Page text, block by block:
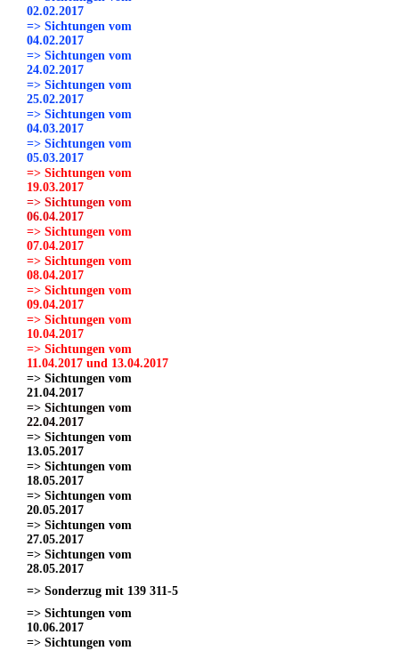
02.02.2017
=> Sichtungen vom
04.02.2017
=> Sichtungen vom
24.02.2017
=> Sichtungen vom
25.02.2017
=> Sichtungen vom
04.03.2017
=> Sichtungen vom
05.03.2017
=> Sichtungen vom
19.03.2017
=> Sichtungen vom
06.04.2017
=> Sichtungen vom
07.04.2017
=> Sichtungen vom
08.04.2017
=> Sichtungen vom
09.04.2017
=> Sichtungen vom
10.04.2017
=> Sichtungen vom
11.04.2017 und 13.04.2017
=> Sichtungen vom
21.04.2017
=> Sichtungen vom
22.04.2017
=> Sichtungen vom
13.05.2017
=> Sichtungen vom
18.05.2017
=> Sichtungen vom
20.05.2017
=> Sichtungen vom
27.05.2017
=> Sichtungen vom
28.05.2017
=> Sonderzug mit 139 311-5
=> Sichtungen vom
10.06.2017
=> Sichtungen vom